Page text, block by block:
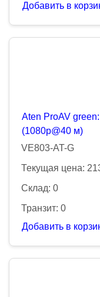
Добавить в
Aten ProAV
(1080p@40 м)
VE803-AT-G
Текущая цена:
Склад: 0
Транзит: 0
Добавить в